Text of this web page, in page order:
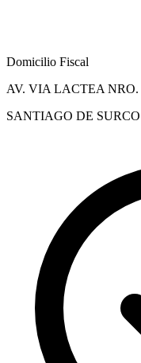
Domicilio Fiscal
AV. VIA LACTEA
SANTIAGO DE